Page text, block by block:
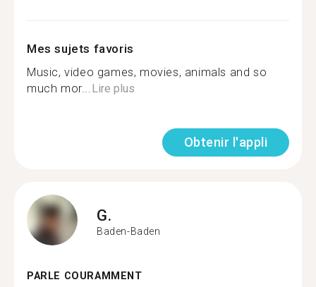
Mes sujets favoris
Music, video games, movies, animals and so
much mor...Lire plus
Obtenir l'appli
G.
Baden-Baden
PARLE COURAMMENT